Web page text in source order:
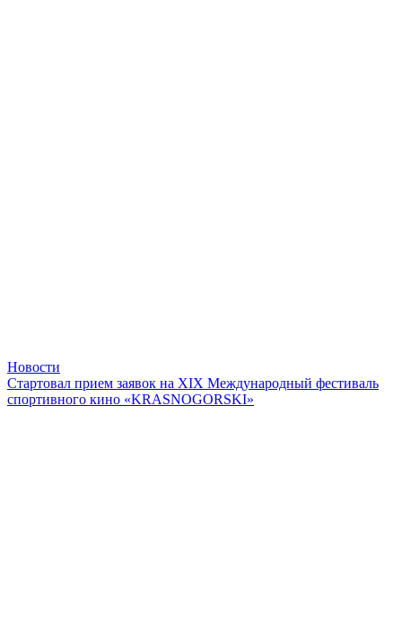
Новости
Стартовал прием заявок на XIX Международный фестиваль
спортивного кино «KRASNOGORSKI»